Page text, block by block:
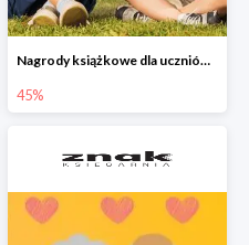
Nagrody książkowe dla uczniów na koniec roku szkolnego w Księgarni Znak do -45%
45%